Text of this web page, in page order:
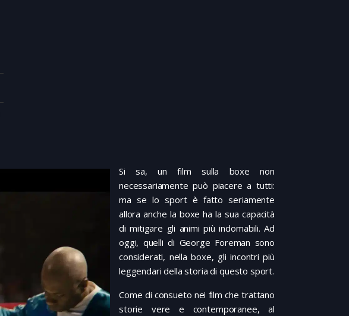
Si sa, un film sulla boxe non
necessariamente può piacere a tutti:
ma se lo sport è fatto seriamente
allora anche la boxe ha la sua capacità
di mitigare gli animi più indomabili. Ad
oggi, quelli di George Foreman sono
considerati, nella boxe, gli incontri più
leggendari della storia di questo sport.
Come di consueto nei film che trattano
storie vere e contemporanee, al